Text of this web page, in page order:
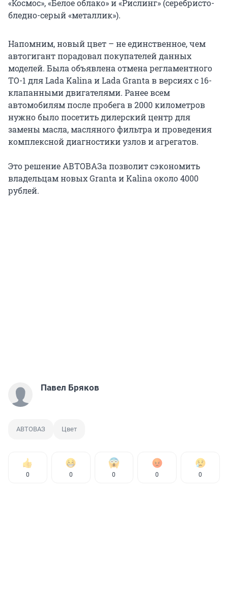
«Космос», «Белое облако» и «Рислинг» (серебристо-
бледно-серый «металлик»).
Напомним, новый цвет – не единственное, чем
автогигант порадовал покупателей данных
моделей. Была объявлена отмена регламентного
ТО-1 для Lada Kalina и Lada Granta в версиях с 16-
клапанными двигателями. Ранее всем
автомобилям после пробега в 2000 километров
нужно было посетить дилерский центр для
замены масла, масляного фильтра и проведения
комплексной диагностики узлов и агрегатов.
Это решение АВТОВАЗа позволит сэкономить
владельцам новых Granta и Kalina около 4000
рублей.
Павел Бряков
АВТОВАЗ Цвет
0 0 0 0 0